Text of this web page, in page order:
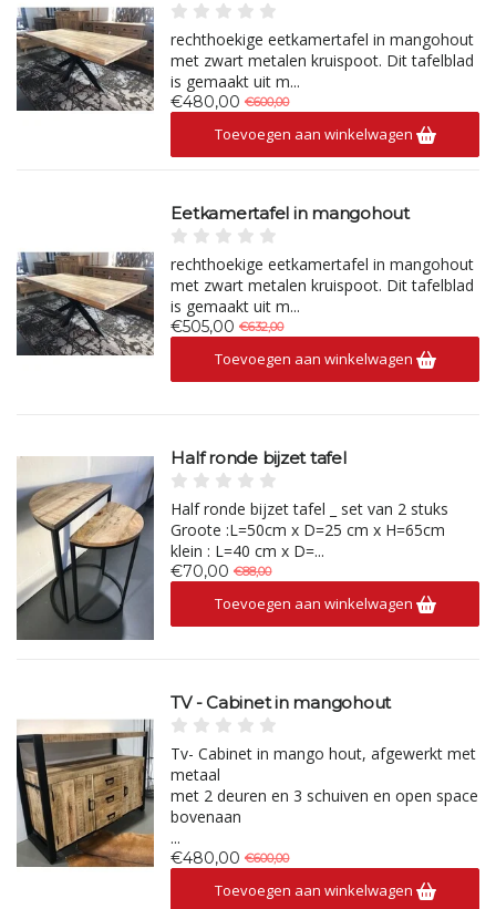
rechthoekige eetkamertafel in mangohout
met zwart metalen kruispoot. Dit tafelblad
is gemaakt uit m...
€480,00 €600,00
Toevoegen aan winkelwagen
Eetkamertafel in mangohout
rechthoekige eetkamertafel in mangohout
met zwart metalen kruispoot. Dit tafelblad
is gemaakt uit m...
€505,00 €632,00
Toevoegen aan winkelwagen
Half ronde bijzet tafel
Half ronde bijzet tafel _ set van 2 stuks
Groote :L=50cm x D=25 cm x H=65cm
klein : L=40 cm x D=...
€70,00 €88,00
Toevoegen aan winkelwagen
TV - Cabinet in mangohout
Tv- Cabinet in mango hout, afgewerkt met
metaal
met 2 deuren en 3 schuiven en open space
bovenaan
...
€480,00 €600,00
Toevoegen aan winkelwagen